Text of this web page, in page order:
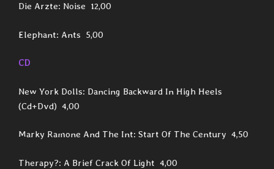
Die Arzte: Noise 12,00
Elephant: Ants 5,00
CD
New York Dolls: Dancing Backward In High Heels
(Cd+Dvd) 4,00
Marky Ramone And The Int: Start Of The Century 4,50
Therapy?: A Brief Crack Of Light 4,00